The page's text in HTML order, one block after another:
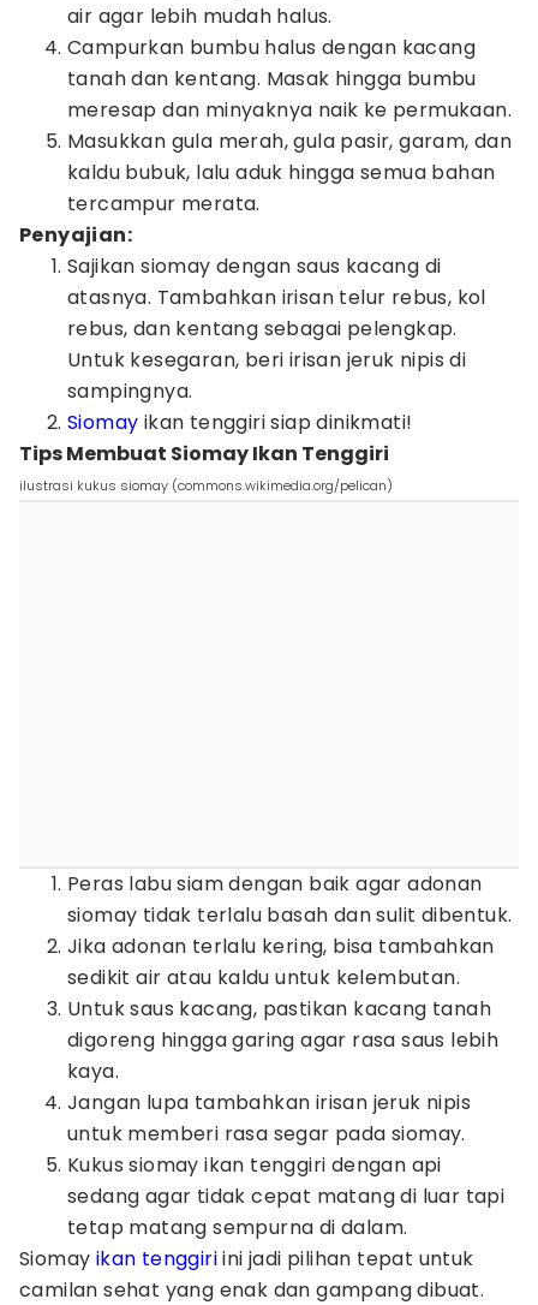
air agar lebih mudah halus.
Campurkan bumbu halus dengan kacang
tanah dan kentang. Masak hingga bumbu
meresap dan minyaknya naik ke permukaan.
Masukkan gula merah, gula pasir, garam, dan
kaldu bubuk, lalu aduk hingga semua bahan
tercampur merata.
Penyajian:
Sajikan siomay dengan saus kacang di
atasnya. Tambahkan irisan telur rebus, kol
rebus, dan kentang sebagai pelengkap.
Untuk kesegaran, beri irisan jeruk nipis di
sampingnya.
Siomay ikan tenggiri siap dinikmati!
Tips Membuat Siomay Ikan Tenggiri
ilustrasi kukus siomay (commons.wikimedia.org/pelican)
Peras labu siam dengan baik agar adonan
siomay tidak terlalu basah dan sulit dibentuk.
Jika adonan terlalu kering, bisa tambahkan
sedikit air atau kaldu untuk kelembutan.
Untuk saus kacang, pastikan kacang tanah
digoreng hingga garing agar rasa saus lebih
kaya.
Jangan lupa tambahkan irisan jeruk nipis
untuk memberi rasa segar pada siomay.
Kukus siomay ikan tenggiri dengan api
sedang agar tidak cepat matang di luar tapi
tetap matang sempurna di dalam.
Siomay ikan tenggiriini jadi pilihan tepat untuk
camilan sehat yang enak dan gampang dibuat.